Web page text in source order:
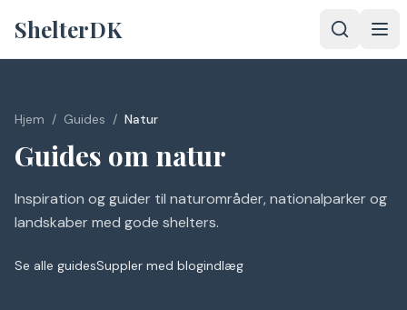
ShelterDK
Hjem / Guides / Natur
Guides om natur
Inspiration og guider til naturområder, nationalparker og
landskaber med gode shelters.
Se alle guidesSuppler med blogindlæg